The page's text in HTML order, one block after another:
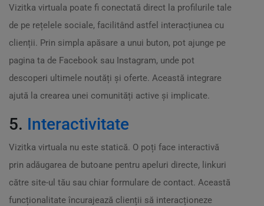
Vizitka virtuala poate fi conectată direct la profilurile tale
de pe rețelele sociale, facilitând astfel interacțiunea cu
clienții. Prin simpla apăsare a unui buton, pot ajunge pe
pagina ta de Facebook sau Instagram, unde pot
descoperi ultimele noutăți și oferte. Această integrare
ajută la crearea unei comunități active și implicate.
5. Interactivitate
Vizitka virtuala nu este statică. O poți face interactivă
prin adăugarea de butoane pentru apeluri directe, linkuri
către site-ul tău sau chiar formulare de contact. Această
funcționalitate încurajează clienții să interacționeze